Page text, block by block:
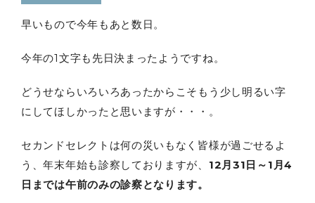
早いもので今年もあと数日。
今年の1文字も先日決まったようですね。
どうせならいろいろあったからこそもう少し明るい字
にしてほしかったと思いますが・・・。
セカンドセレクトは何の災いもなく皆様が過ごせるよ
う、年末年始も診察しておりますが、 12月31日～1月4
日までは午前のみの診察となります。